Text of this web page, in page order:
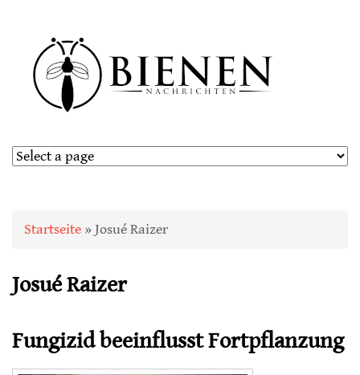
Sie sind hier
Startseite » Josué Raizer
Josué Raizer
Fungizid beeinflusst Fortpflanzung